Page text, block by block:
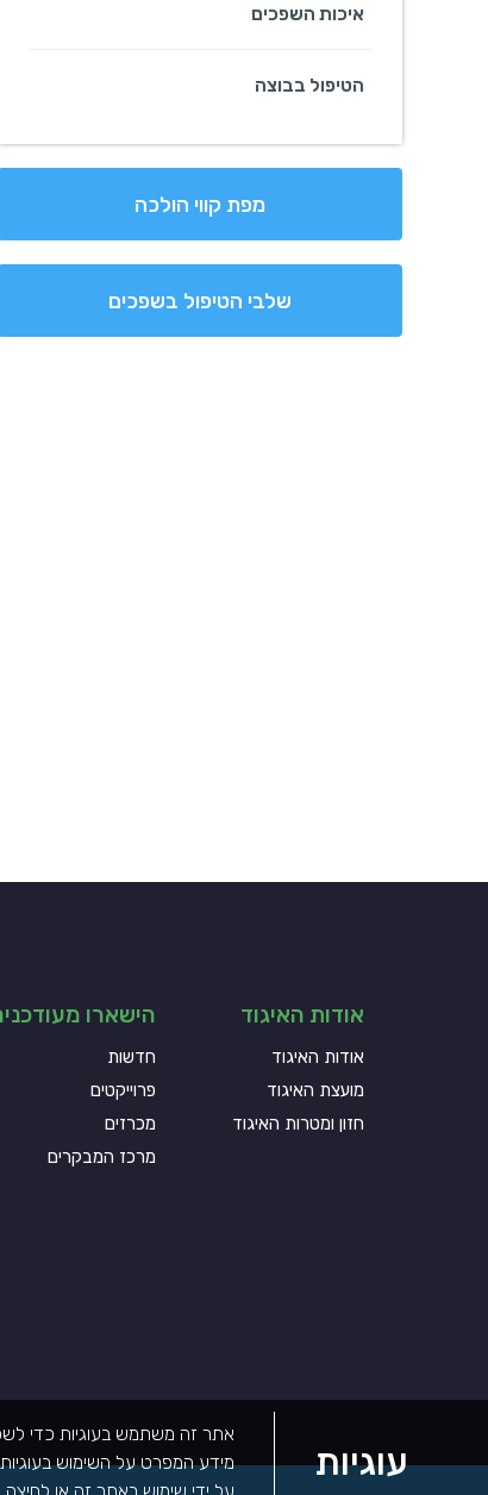
עוגיות
אתר זה משתמש בעוגיות כדי
מידע המפרט על השימוש
איכות השפכים
הטיפול בבוצה
מפת קווי הולכה
שלבי הטיפול בשפכים
אודות האיגוד
אודות האיגוד
מועצת האיגוד
חזון ומטרות האיגוד
הישארו
חדשות
פרוייקטים
מכרזים
מרכז המבקרים